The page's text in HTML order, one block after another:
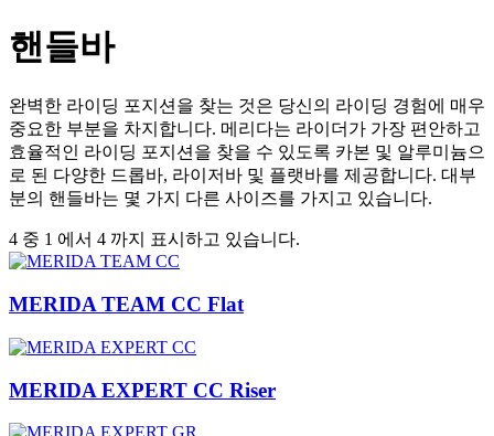
핸들바
완벽한 라이딩 포지션을 찾는 것은 당신의 라이딩 경험에 매우
중요한 부분을 차지합니다. 메리다는 라이더가 가장 편안하고
효율적인 라이딩 포지션을 찾을 수 있도록 카본 및 알루미늄으
로 된 다양한 드롭바, 라이저바 및 플랫바를 제공합니다. 대부
분의 핸들바는 몇 가지 다른 사이즈를 가지고 있습니다.
4 중 1 에서 4 까지 표시하고 있습니다.
MERIDA TEAM CC Flat
MERIDA EXPERT CC Riser